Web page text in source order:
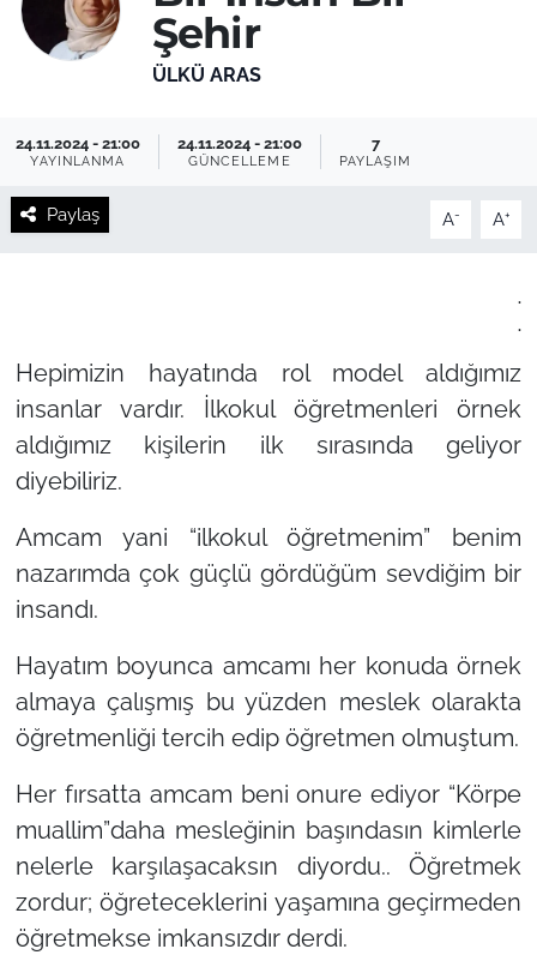
Şehir
ÜLKÜ ARAS
24.11.2024 - 21:00
YAYINLANMA
24.11.2024 - 21:00
GÜNCELLEME
7
PAYLAŞIM
Paylaş A- A+
.
.
Hepimizin hayatında rol model aldığımız
insanlar vardır. İlkokul öğretmenleri örnek
aldığımız kişilerin ilk sırasında geliyor
diyebiliriz.
Amcam yani “ilkokul öğretmenim” benim
nazarımda çok güçlü gördüğüm sevdiğim bir
insandı.
Hayatım boyunca amcamı her konuda örnek
almaya çalışmış bu yüzden meslek olarakta
öğretmenliği tercih edip öğretmen olmuştum.
Her fırsatta amcam beni onure ediyor “Körpe
muallim”daha mesleğinin başındasın kimlerle
nelerle karşılaşacaksın diyordu.. Öğretmek
zordur; öğreteceklerini yaşamına geçirmeden
öğretmekse imkansızdır derdi.